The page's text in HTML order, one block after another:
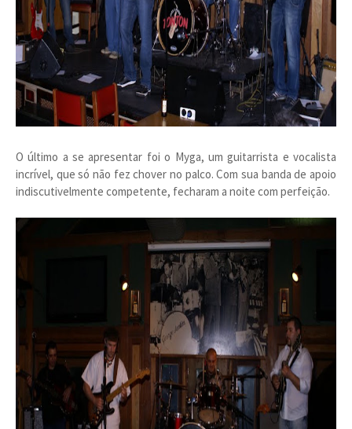
O último a se apresentar foi o Myga, um guitarrista e vocalista
incrível, que só não fez chover no palco. Com sua banda de apoio
indiscutivelmente competente, fecharam a noite com perfeição.